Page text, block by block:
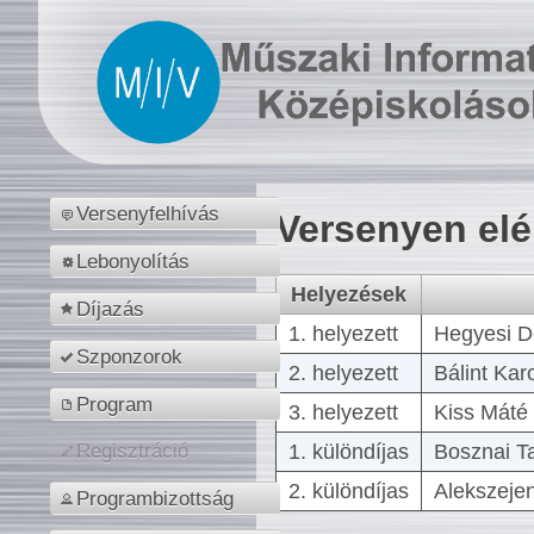
Versenyfelhívás
Lebonyolítás
Díjazás
Szponzorok
Program
Regisztráció
Programbizottság
Versenyen
Helyezések
1. helyezett
Hegyesi
2. helyezett
Bálint
3. helyezett
Kiss
1. különdíjas
Bosznai
2. különdíjas